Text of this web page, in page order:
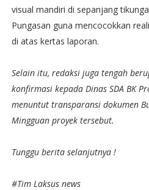
visual mandiri di sepanjang
Pungasan guna mencocokkan
di atas kertas laporan.
Selain itu, redaksi juga tengah
konfirmasi kepada Dinas SDA BK
menuntut transparansi dokumen
Mingguan proyek tersebut.
Tunggu berita selanjutnya !
#Tim Laksus news